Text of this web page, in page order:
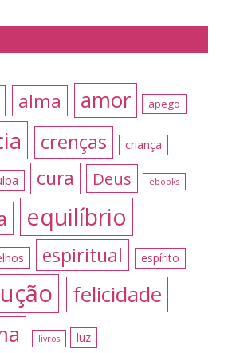
alma amor apego
crenças criança
cura Deus ebooks
equilíbrio
espiritual espírito
felicidade
livros luz